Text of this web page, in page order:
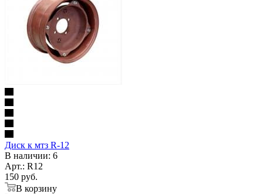
Диск к мтз R-12
В наличии: 6
Арт.: R12
150 руб.
В корзину